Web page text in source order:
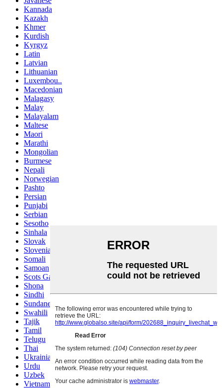
Kannada
Kazakh
Khmer
Kurdish
Kyrgyz
Latin
Latvian
Lithuanian
Luxembou..
Macedonian
Malagasy
Malay
Malayalam
Maltese
Maori
Marathi
Mongolian
Burmese
Nepali
Norwegian
Pashto
Persian
Punjabi
Serbian
Sesotho
Sinhala
Slovak
Slovenian
Somali
Samoan
Scots Gaelic
Shona
Sindhi
Sundanese
Swahili
Tajik
Tamil
Telugu
Thai
Ukrainian
Urdu
Uzbek
Vietnamese